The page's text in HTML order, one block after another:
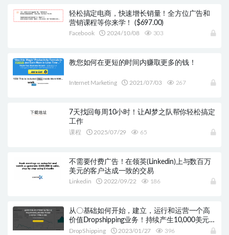
轻松搞定电商，快速增长销量！全方位广告和
营销课程等你来学！ ($697.00)
Facebook 2024/10/08 303
教您如何在更短的时间内赚取更多的钱！
Internet Marketing 2021/07/03 267
7天找回每周10小时！让AI梦之队帮你轻松搞定
工作
课程 2025/07/29 65
不需要付费广告！在领英(Linkedin)上与数百万
美元的客户达成一致的交易
Linkedin 2022/09/22 186
从〇基础如何开始，建立，运行和运营一个高
价值Dropshipping业务！持续产生10,000美元/
月
DropShipping 2023/01/27 396